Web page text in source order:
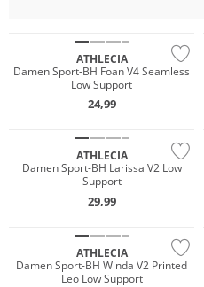
ATHLECIA
Damen Sport-BH Foan V4 Seamless
Low Support
24,99
ATHLECIA
Damen Sport-BH Larissa V2 Low
Support
29,99
ATHLECIA
Damen Sport-BH Winda V2 Printed
Leo Low Support